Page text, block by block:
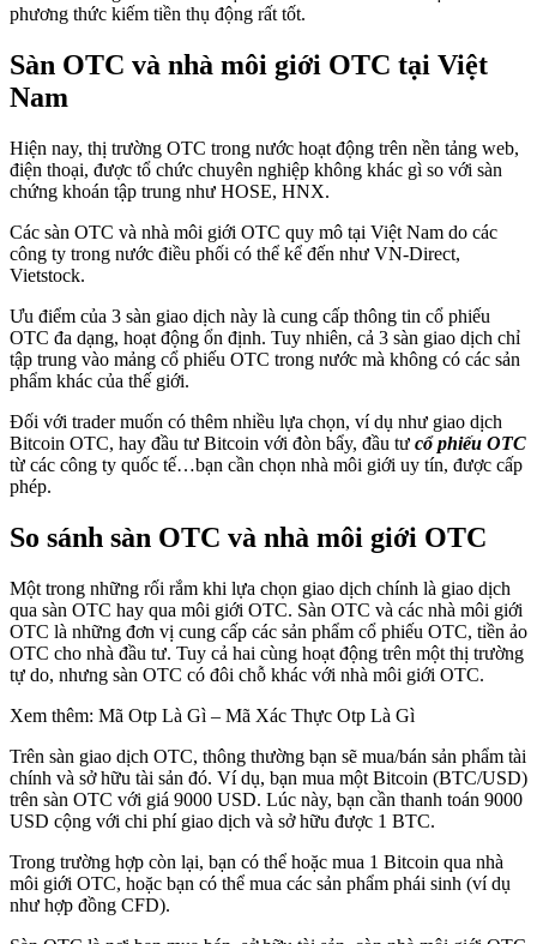
phương thức kiếm tiền thụ động rất tốt.
Sàn OTC và nhà môi giới OTC tại Việt
Nam
Hiện nay, thị trường OTC trong nước hoạt động trên nền tảng web,
điện thoại, được tổ chức chuyên nghiệp không khác gì so với sàn
chứng khoán tập trung như HOSE, HNX.
Các sàn OTC và nhà môi giới OTC quy mô tại Việt Nam do các
công ty trong nước điều phối có thể kể đến như VN-Direct,
Vietstock.
Ưu điểm của 3 sàn giao dịch này là cung cấp thông tin cổ phiếu
OTC đa dạng, hoạt động ổn định. Tuy nhiên, cả 3 sàn giao dịch chỉ
tập trung vào mảng cổ phiếu OTC trong nước mà không có các sản
phẩm khác của thế giới.
Đối với trader muốn có thêm nhiều lựa chọn, ví dụ như giao dịch
Bitcoin OTC, hay đầu tư Bitcoin với đòn bẩy, đầu tư cổ phiếu OTC
từ các công ty quốc tế…bạn cần chọn nhà môi giới uy tín, được cấp
phép.
So sánh sàn OTC và nhà môi giới OTC
Một trong những rối rắm khi lựa chọn giao dịch chính là giao dịch
qua sàn OTC hay qua môi giới OTC. Sàn OTC và các nhà môi giới
OTC là những đơn vị cung cấp các sản phẩm cổ phiếu OTC, tiền ảo
OTC cho nhà đầu tư. Tuy cả hai cùng hoạt động trên một thị trường
tự do, nhưng sàn OTC có đôi chỗ khác với nhà môi giới OTC.
Xem thêm: Mã Otp Là Gì – Mã Xác Thực Otp Là Gì
Trên sàn giao dịch OTC, thông thường bạn sẽ mua/bán sản phẩm tài
chính và sở hữu tài sản đó. Ví dụ, bạn mua một Bitcoin (BTC/USD)
trên sàn OTC với giá 9000 USD. Lúc này, bạn cần thanh toán 9000
USD cộng với chi phí giao dịch và sở hữu được 1 BTC.
Trong trường hợp còn lại, bạn có thể hoặc mua 1 Bitcoin qua nhà
môi giới OTC, hoặc bạn có thể mua các sản phẩm phái sinh (ví dụ
như hợp đồng CFD).